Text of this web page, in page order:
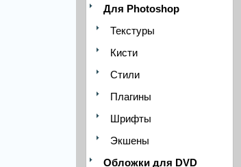
Для Photoshop
Текстуры
Кисти
Стили
Плагины
Шрифты
Экшены
Обложки для DVD